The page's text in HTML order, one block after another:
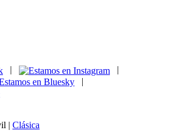
|
| Clásica